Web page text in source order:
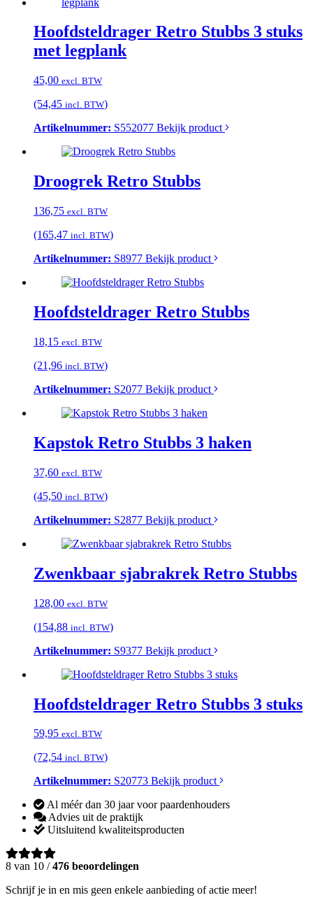
Hoofdsteldrager Retro Stubbs 3 stuks
met legplank
45,00 excl. BTW
(54,45 incl. BTW)
Artikelnummer: S552077 Bekijk product
Droogrek Retro Stubbs
136,75 excl. BTW
(165,47 incl. BTW)
Artikelnummer: S8977 Bekijk product
Hoofdsteldrager Retro Stubbs
18,15 excl. BTW
(21,96 incl. BTW)
Artikelnummer: S2077 Bekijk product
Kapstok Retro Stubbs 3 haken
37,60 excl. BTW
(45,50 incl. BTW)
Artikelnummer: S2877 Bekijk product
Zwenkbaar sjabrakrek Retro Stubbs
128,00 excl. BTW
(154,88 incl. BTW)
Artikelnummer: S9377 Bekijk product
Hoofdsteldrager Retro Stubbs 3 stuks
59,95 excl. BTW
(72,54 incl. BTW)
Artikelnummer: S20773 Bekijk product
Al méér dan 30 jaar voor paardenhouders
Advies uit de praktijk
Uitsluitend kwaliteitsproducten
8 van 10 /476 beoordelingen
Schrijf je in en mis geen enkele aanbieding of actie meer!